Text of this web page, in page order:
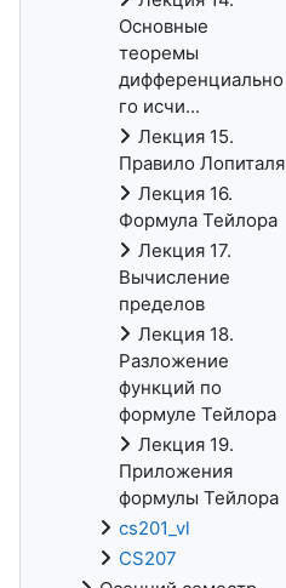
Основные
теоремы
дифференциально
го исчи...
Лекция 15.
Правило Лопиталя
Лекция 16.
Формула Тейлора
Лекция 17.
Вычисление
пределов
Лекция 18.
Разложение
функций по
формуле Тейлора
Лекция 19.
Приложения
формулы Тейлора
cs201_vl
CS207